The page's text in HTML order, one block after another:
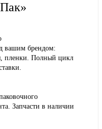
вашим брендом:
пленки. Полный цикл
Запчасти в наличии